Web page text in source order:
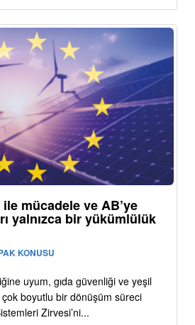
mücadele ve AB’ye
yalnızca bir yükümlülük
KONUSU
uyum, gıda güvenliği ve yeşil
boyutlu bir dönüşüm süreci
Zirvesi’ni...